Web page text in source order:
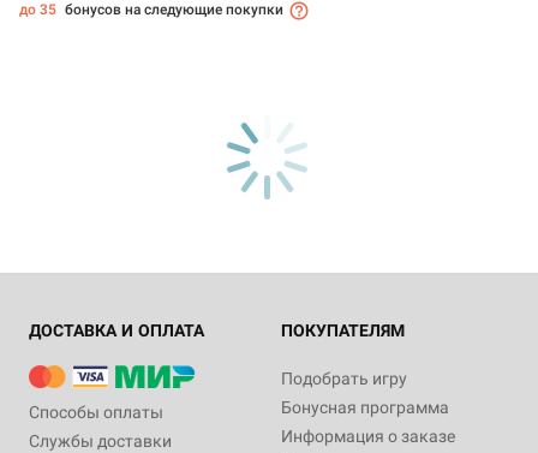
до 35 бонусов на следующие покупки
ДОСТАВКА И ОПЛАТА
Способы оплаты
Службы доставки
ПОКУПАТЕЛЯМ
Подобрать игру
Бонусная программа
Информация о заказе